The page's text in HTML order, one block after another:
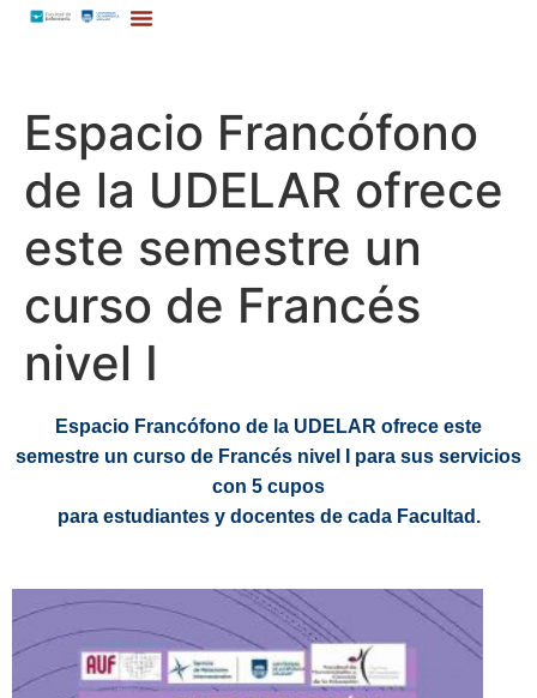
Espacio Francófono
de la UDELAR ofrece
este semestre un
curso de Francés
nivel I
Espacio Francófono de la UDELAR ofrece este
semestre un curso de Francés nivel para sus servicios
con 5 cupos
para estudiantes y docentes de cada Facultad.